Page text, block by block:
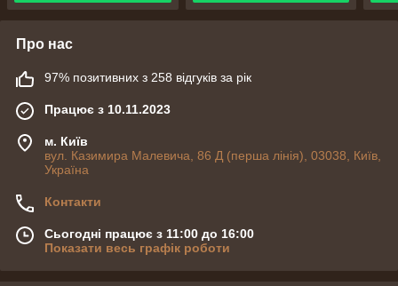
Про нас
97% позитивних з 258 відгуків за рік
Працює з 10.11.2023
м. Київ
вул. Казимира Малевича, 86 Д (перша лінія), 03038, Київ,
Україна
Контакти
Сьогодні працює з 11:00 до 16:00
Показати весь графік роботи